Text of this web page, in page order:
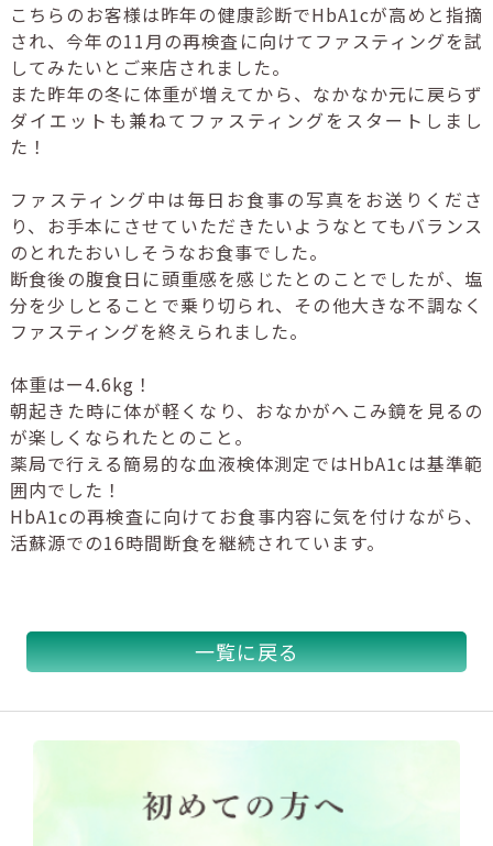
こちらのお客様は昨年の健康診断でHbA1cが高めと指摘
され、今年の11月の再検査に向けてファスティングを試
してみたいとご来店されました。
また昨年の冬に体重が増えてから、なかなか元に戻らず
ダイエットも兼ねてファスティングをスタートしまし
た！
ファスティング中は毎日お食事の写真をお送りくださ
り、お手本にさせていただきたいようなとてもバランス
のとれたおいしそうなお食事でした。
断食後の腹食日に頭重感を感じたとのことでしたが、塩
分を少しとることで乗り切られ、その他大きな不調なく
ファスティングを終えられました。
体重はー4.6kg ！
朝起きた時に体が軽くなり、おなかがへこみ鏡を見るの
が楽しくなられたとのこと。
薬局で行える簡易的な血液検体測定ではHbA1cは基準範
囲内でした！
HbA1cの再検査に向けてお食事内容に気を付けながら、
活蘇源での16時間断食を継続されています。
一覧に戻る